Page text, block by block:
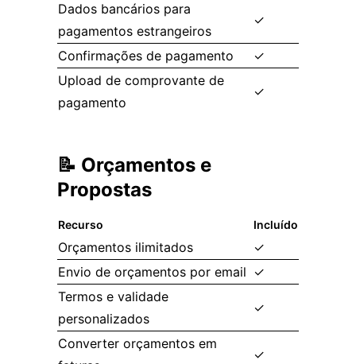
Dados bancários para
pagamentos estrangeiros
✓
Confirmações de pagamento
✓
Upload de comprovante de
pagamento
✓
📝 Orçamentos e
Propostas
Recurso Incluído
Orçamentos ilimitados
✓
Envio de orçamentos por email ✓
Termos e validade
personalizados
✓
Converter orçamentos em
✓